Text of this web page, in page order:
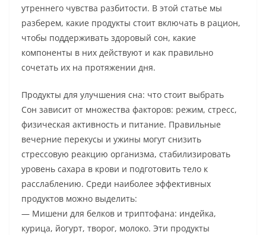
утреннего чувства разбитости. В этой статье мы
разберем, какие продукты стоит включать в рацион,
чтобы поддерживать здоровый сон, какие
компоненты в них действуют и как правильно
сочетать их на протяжении дня.
Продукты для улучшения сна: что стоит выбрать
Сон зависит от множества факторов: режим, стресс,
физическая активность и питание. Правильные
вечерние перекусы и ужины могут снизить
стрессовую реакцию организма, стабилизировать
уровень сахара в крови и подготовить тело к
расслаблению. Среди наиболее эффективных
продуктов можно выделить:
— Мишени для белков и триптофана: индейка,
курица, йогурт, творог, молоко. Эти продукты